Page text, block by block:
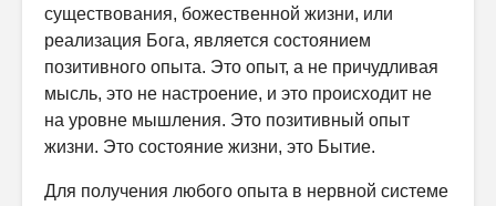
существования, божественной жизни, или
реализация Бога, является состоянием
позитивного опыта. Это опыт, а не причудливая
мысль, это не настроение, и это происходит не
на уровне мышления. Это позитивный опыт
жизни. Это состояние жизни, это Бытие.
Для получения любого опыта в нервной системе